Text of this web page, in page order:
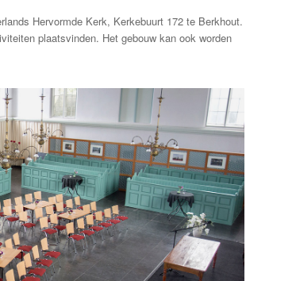
Hervormde Kerk, Kerkebuurt 172 te Berkhout.
plaatsvinden. Het gebouw kan ook worden